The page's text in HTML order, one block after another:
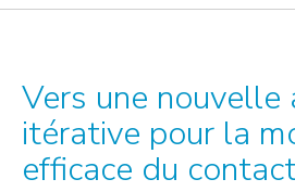
Vers une nouvelle
itérative pour la
efficace du